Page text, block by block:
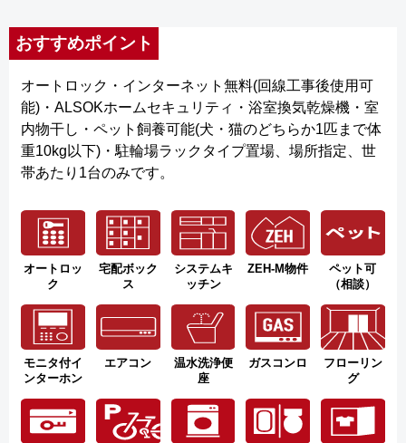
おすすめポイント
オートロック・インターネット無料(回線工事後使用可
能)・ALSOKホームセキュリティ・浴室換気乾燥機・室
内物干し・ペット飼養可能(犬・猫のどちらか1匹まで体
重10kg以下)・駐輪場ラックタイプ置場、場所指定、世
帯あたり1台のみです。
オートロッ
ク
宅配ボック
ス
システムキ
ッチン
ZEH-M物件
ペット可
（相談）
モニタ付イ
ンターホン
エアコン
温水洗浄便
座
ガスコンロ
フローリン
グ